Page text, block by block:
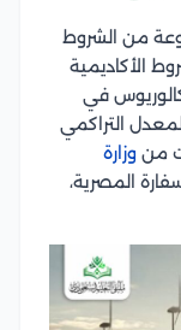
من الشروط
الأكاديمية
في
التراكمي
من وزارة
المصرية،